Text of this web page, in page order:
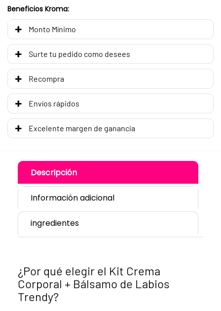
Beneficios Kroma:
Monto Mínimo
Surte tu pedido como desees
Recompra
Envíos rápidos
Excelente margen de ganancia
Descripción
Información adicional
ingredientes
¿Por qué elegir el Kit Crema
Corporal + Bálsamo de Labios
Trendy?